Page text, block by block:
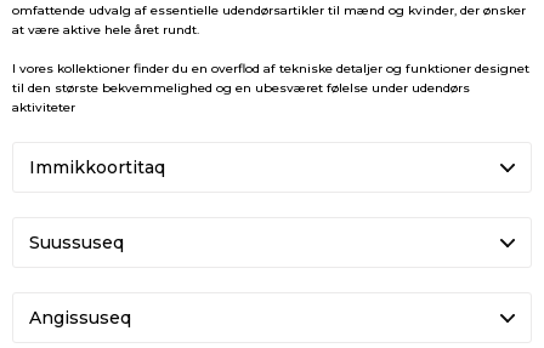
omfattende udvalg af essentielle udendørsartikler til mænd og kvinder, der ønsker
at være aktive hele året rundt.
I vores kollektioner finder du en overflod af tekniske detaljer og funktioner designet
til den største bekvemmelighed og en ubesværet følelse under udendørs
aktiviteter
Suussuseq
Angissuseq